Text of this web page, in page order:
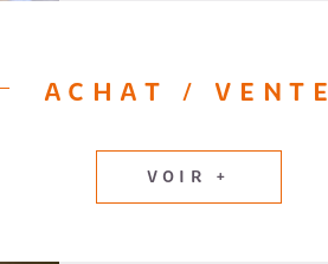
ACHAT / VENTE
VOIR +